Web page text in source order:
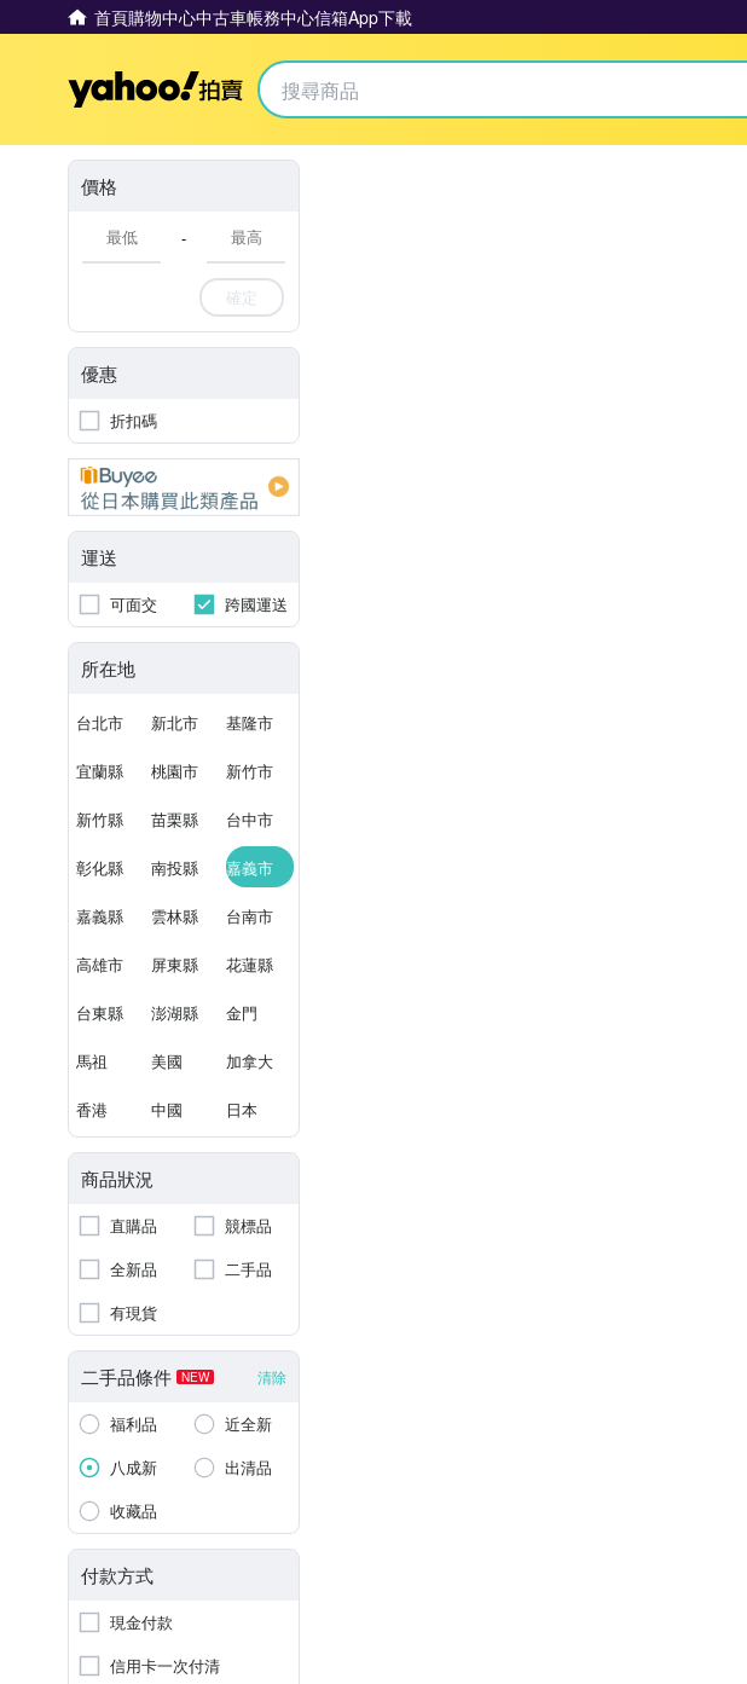
首頁購物中心中古車帳務中心信箱App下載
Yahoo拍賣
價格
-
確定
優惠
折扣碼
運送
可面交 跨國運送
所在地
台北市 新北市 基隆市
宜蘭縣 桃園市 新竹市
新竹縣 苗栗縣 台中市
彰化縣 南投縣 嘉義市
嘉義縣 雲林縣 台南市
高雄市 屏東縣 花蓮縣
台東縣 澎湖縣 金門
馬祖 美國 加拿大
香港 中國 日本
商品狀況
直購品
競標品
全新品
二手品
有現貨
二手品條件 NEW 清除
福利品
近全新
八成新
出清品
收藏品
付款方式
現金付款
信用卡一次付清